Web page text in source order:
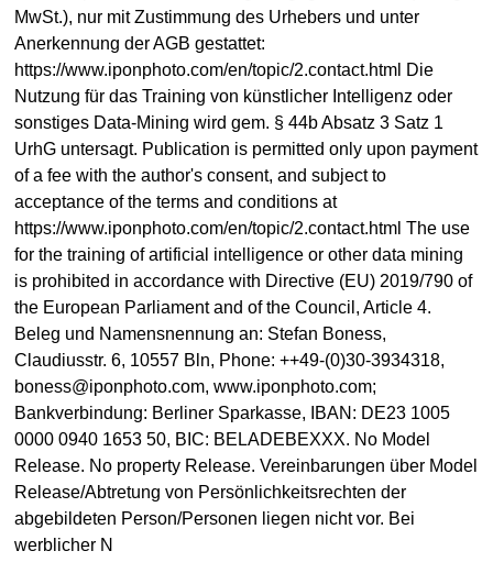
MwSt.), nur mit Zustimmung des Urhebers und unter
Anerkennung der AGB gestattet:
https://www.iponphoto.com/en/topic/2.contact.html Die
Nutzung für das Training von künstlicher Intelligenz oder
sonstiges Data-Mining wird gem. § 44b Absatz 3 Satz 1
UrhG untersagt. Publication is permitted only upon payment
of a fee with the author's consent, and subject to
acceptance of the terms and conditions at
https://www.iponphoto.com/en/topic/2.contact.html The use
for the training of artificial intelligence or other data mining
is prohibited in accordance with Directive (EU) 2019/790 of
the European Parliament and of the Council, Article 4.
Beleg und Namensnennung an: Stefan Boness,
Claudiusstr. 6, 10557 Bln, Phone: ++49-(0)30-3934318,
boness@iponphoto.com, www.iponphoto.com;
Bankverbindung: Berliner Sparkasse, IBAN: DE23 1005
0000 0940 1653 50, BIC: BELADEBEXXX. No Model
Release. No property Release. Vereinbarungen über Model
Release/Abtretung von Persönlichkeitsrechten der
abgebildeten Person/Personen liegen nicht vor. Bei
werblicher N